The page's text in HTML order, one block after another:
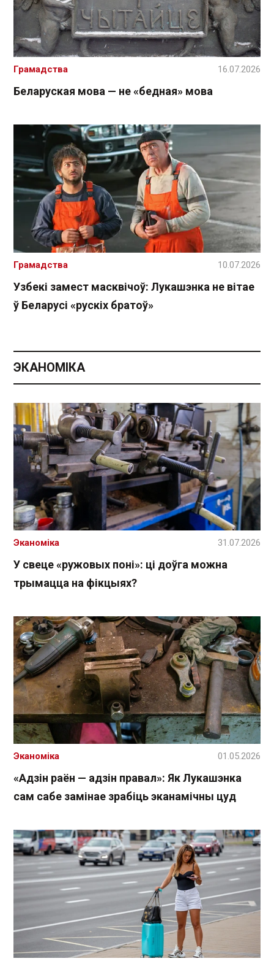
Беларуская мова — не «бедная» мова
Грамадства 16.07.2026
Узбекі замест масквічоў: Лукашэнка не вітае
ў Беларусі «рускіх братоў»
Грамадства 10.07.2026
ЭКАНОМІКА
У свеце «ружовых поні»: ці доўга можна
трымацца на фікцыях?
Эканоміка 31.07.2026
«Адзін раён — адзін правал»: Як Лукашэнка
сам сабе замінае зрабіць эканамічны цуд
Эканоміка 01.05.2026